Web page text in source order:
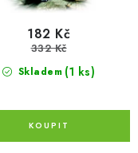
Skladem (1 ks)
182 Kč
332 Kč